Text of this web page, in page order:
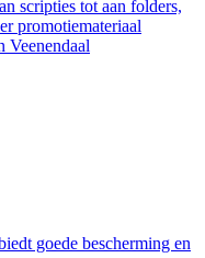
scripties tot aan folders,
promotiemateriaal
goede bescherming en